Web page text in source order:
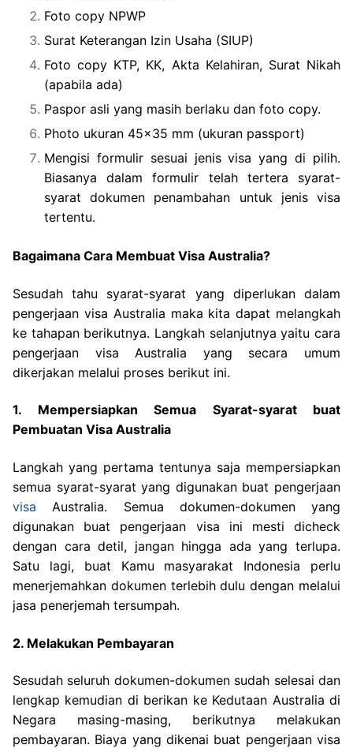
Foto copy NPWP
Surat Keterangan Izin Usaha (SIUP)
Foto copy KTP, KK, Akta Kelahiran, Surat Nikah
(apabila ada)
Paspor asli yang masih berlaku dan foto copy.
Photo ukuran 45×35 mm (ukuran passport)
Mengisi formulir sesuai jenis visa yang di pilih.
Biasanya dalam formulir telah tertera syarat-
syarat dokumen penambahan untuk jenis visa
tertentu.
Bagaimana Cara Membuat Visa Australia?
Sesudah tahu syarat-syarat yang diperlukan dalam
pengerjaan visa Australia maka kita dapat melangkah
ke tahapan berikutnya. Langkah selanjutnya yaitu cara
pengerjaan visa Australia yang secara umum
dikerjakan melalui proses berikut ini.
1. Mempersiapkan Semua Syarat-syarat buat
Pembuatan Visa Australia
Langkah yang pertama tentunya saja mempersiapkan
semua syarat-syarat yang digunakan buat pengerjaan
visa Australia. Semua dokumen-dokumen yang
digunakan buat pengerjaan visa ini mesti dicheck
dengan cara detil, jangan hingga ada yang terlupa.
Satu lagi, buat Kamu masyarakat Indonesia perlu
menerjemahkan dokumen terlebih dulu dengan melalui
jasa penerjemah tersumpah.
2. Melakukan Pembayaran
Sesudah seluruh dokumen-dokumen sudah selesai dan
lengkap kemudian di berikan ke Kedutaan Australia di
Negara masing-masing, berikutnya melakukan
pembayaran. Biaya yang dikenai buat pengerjaan visa